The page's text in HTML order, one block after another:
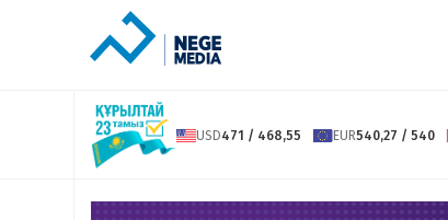
USD471 / 468,55 EUR540,27 / 540